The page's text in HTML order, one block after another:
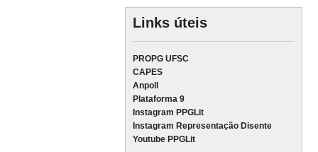
Links úteis
PROPG UFSC
CAPES
Anpoll
Plataforma 9
Instagram PPGLit
Instagram Representação Disente
Youtube PPGLit